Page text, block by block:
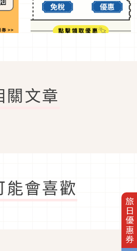
旅日優惠券
關文章
能會喜歡